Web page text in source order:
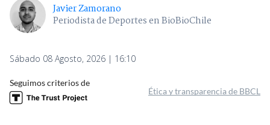
Javier Zamorano
Periodista de Deportes en BioBioChile
Sábado 08 Agosto, 2026 | 16:10
Seguimos criterios de
Ética y transparencia de BBCL